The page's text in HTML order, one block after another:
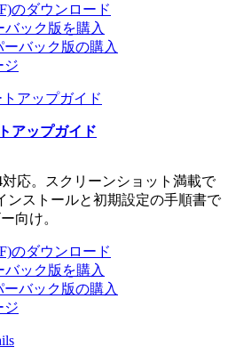
のダウンロード
バック版を購入
バック版の購入
ジ
アップガイド
対応。スクリーンショット満載で
ンストールと初期設定の手順書で
向け。
のダウンロード
バック版を購入
バック版の購入
ジ